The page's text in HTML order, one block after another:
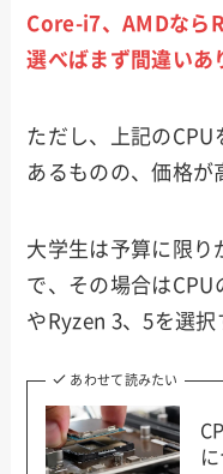
Core-i7、AMDなら
選べばまず間違いあ
ただし、上記のCPU
あるものの、価格が
大学生は予算に限り
で、その場合は
やRyzen 3、5を選択
あわせて読みたい